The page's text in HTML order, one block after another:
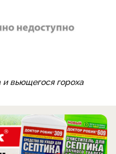
вьющегося гороха